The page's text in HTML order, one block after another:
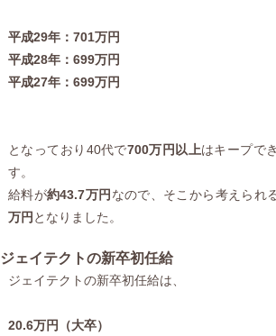
平成29年：701万円
平成28年：699万円
平成27年：699万円
となっており40代で700万円以上はキープで
す。
給料が約43.7万円 なので、そこから考えられ
万円 となりました。
ジェイテクトの新卒初任給
ジェイテクトの新卒初任給は、
20.6万円（大卒）